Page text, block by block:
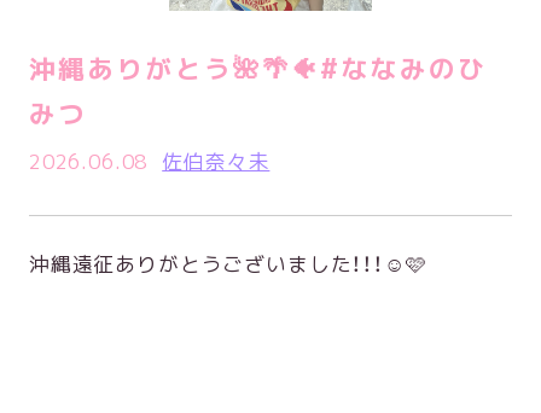
沖縄ありがとう🌺🌴🐠#ななみのひ
みつ
2026.06.08 佐伯奈々未
沖縄遠征ありがとうございました！！！☺️🩷